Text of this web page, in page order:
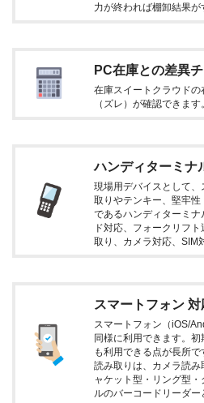
力が終われば棚卸結果が
PC在庫との差異
在庫スイートクラウド
（ズレ）が確認できます。
ハンディターミナ
現場用デバイスとして
取りやテンキー、堅牢
であるハンディターミ
ド対応、フォークリフ
取り、カメラ対応、SIM
スマートフォン 対
スマートフォン（iOS/
同様に利用できます。
も利用できる点が長所
読み取りは、カメラ読
ャケット型・リング型
ルのバーコードリーダー